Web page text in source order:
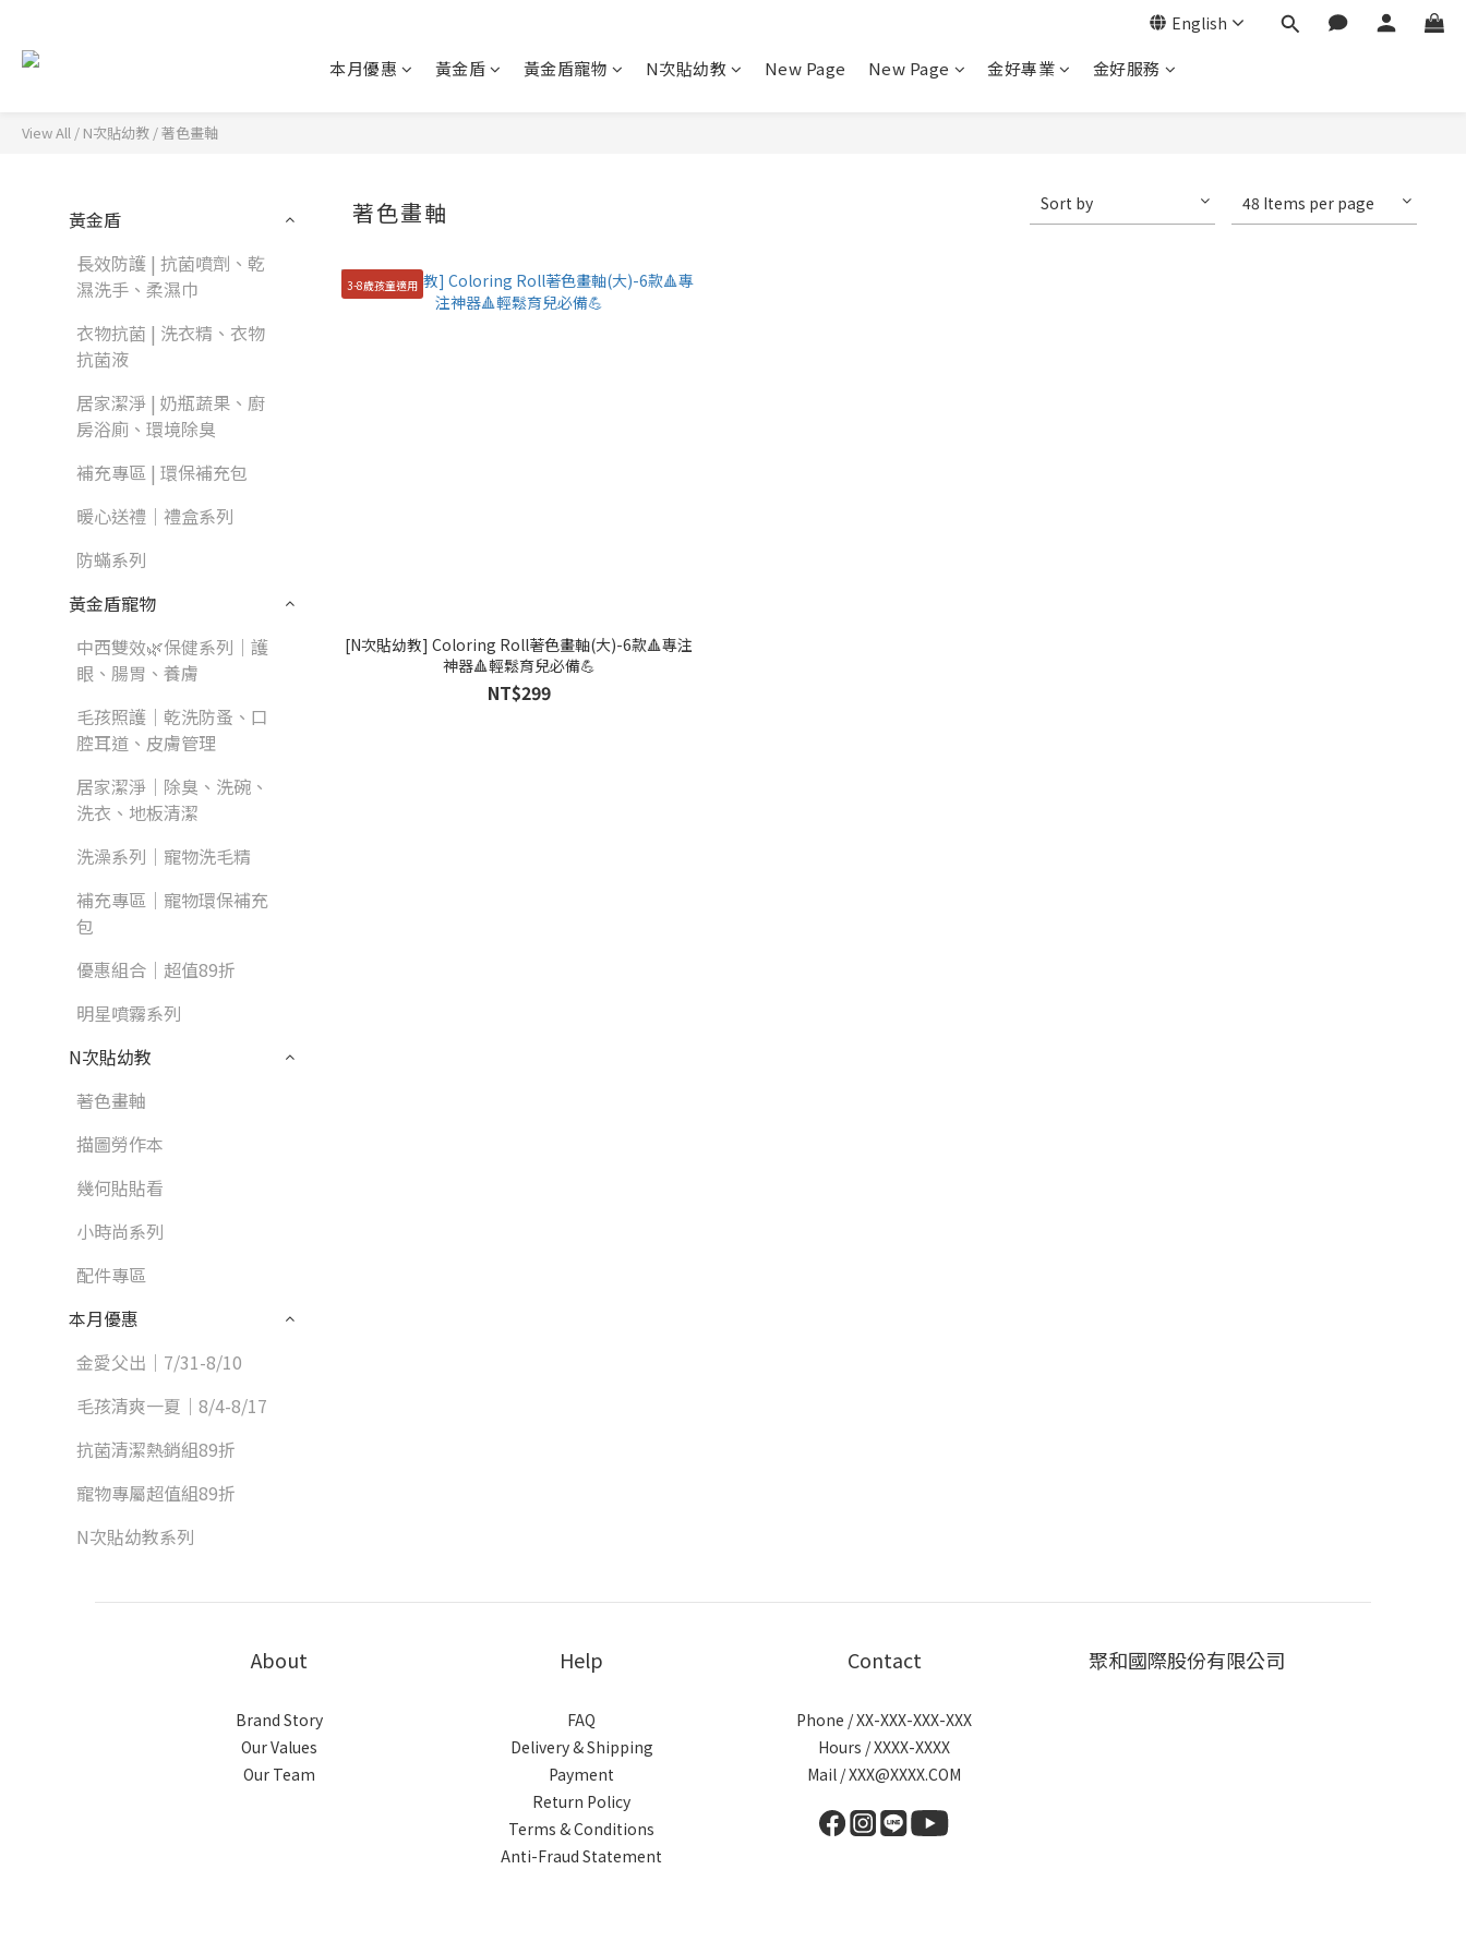
English
本月優惠 黃金盾 黃金盾寵物 N次貼幼教 New Page New Page 金好專業 金好服務
View All / N次貼幼教 /著色畫軸
黃金盾
長效防護 | 抗菌噴劑、乾
濕洗手、柔濕巾
衣物抗菌 | 洗衣精、衣物
抗菌液
居家潔淨 | 奶瓶蔬果、廚
房浴廁、環境除臭
補充專區 | 環保補充包
暖心送禮｜禮盒系列
防蟎系列
黃金盾寵物
中西雙效🌿保健系列｜護
眼、腸胃、養膚
毛孩照護｜乾洗防蚤、口
腔耳道、皮膚管理
居家潔淨｜除臭、洗碗、
洗衣、地板清潔
洗澡系列｜寵物洗毛精
補充專區｜寵物環保補充
包
優惠組合｜超值89折
明星噴霧系列
N次貼幼教
著色畫軸
描圖勞作本
幾何貼貼看
小時尚系列
配件專區
本月優惠
金愛父出｜7/31-8/10
毛孩清爽一夏｜8/4-8/17
抗菌清潔熱銷組89折
寵物專屬超值組89折
N次貼幼教系列
著色畫軸 Sort by 48 Items per page
3-8歲孩童適用
[N次貼幼教] Coloring Roll著色畫軸(大)-6款🔺專注
神器🔺輕鬆育兒必備💪
NT$299
About
Brand Story
Our Values
Our Team
Help
FAQ
Delivery & Shipping
Payment
Return Policy
Terms & Conditions
Anti-Fraud Statement
Contact
Phone / XX-XXX-XXX-XXX
Hours / XXXX-XXXX
Mail / XXX@XXXX.COM
聚和國際股份有限公司